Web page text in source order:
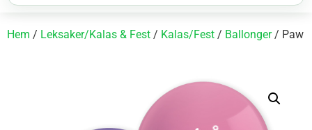
Hem / Leksaker/Kalas & Fest / Kalas/Fest / Ballonger/ Paw